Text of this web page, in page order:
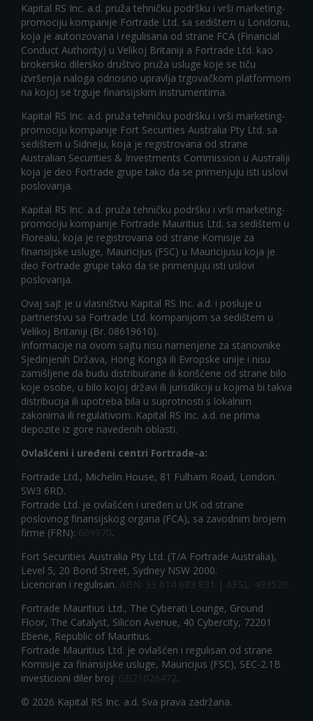
Kapital RS Inc. a.d. pruža tehničku podršku i vrši marketing-
promociju kompanije Fortrade Ltd. sa sedištem u Londonu,
koja je autorizovana i regulisana od strane FCA (Financial
Conduct Authority) u Velikoj Britaniji a Fortrade Ltd. kao
brokersko dilersko društvo pruža usluge koje se tiču
izvršenja naloga odnosno upravlja trgovačkom platformom
na kojoj se trguje finansijskim instrumentima.
Kapital RS Inc. a.d. pruža tehničku podršku i vrši marketing-
promociju kompanije Fort Securities Australia Pty Ltd. sa
sedištem u Sidneju, koja je registrovana od strane
Australian Securities & Investments Commission u Australiji
koja je deo Fortrade grupe tako da se primenjuju isti uslovi
poslovanja.
Kapital RS Inc. a.d. pruža tehničku podršku i vrši marketing-
promociju kompanije Fortrade Mauritius Ltd. sa sedištem u
Florealu, koja je registrovana od strane Komisije za
finansijske usluge, Mauricijus (FSC) u Mauricijusu koja je
deo Fortrade grupe tako da se primenjuju isti uslovi
poslovanja.
Ovaj sajt je u vlasništvu Kapital RS Inc. a.d. i posluje u
partnerstvu sa Fortrade Ltd. kompanijom sa sedištem u
Velikoj Britaniji (Br. 08619610).
Informacije na ovom sajtu nisu namenjene za stanovnike
Sjedinjenih Država, Hong Konga ili Evropske unije i nisu
zamišljene da budu distribuirane ili korišćene od strane bilo
koje osobe, u bilo kojoj državi ili jurisdikciji u kojima bi takva
distribucija ili upotreba bila u suprotnosti s lokalnim
zakonima ili regulativom. Kapital RS Inc. a.d. ne prima
depozite iz gore navedenih oblasti.
Ovlašćeni i uređeni centri Fortrade-a:
Fortrade Ltd., Michelin House, 81 Fulham Road, London.
SW3 6RD.
Fortrade Ltd. je ovlašćen i uređen u UK od strane
poslovnog finansijskog organa (FCA), sa zavodnim brojem
firme (FRN): 609970.
Fort Securities Australia Pty Ltd. (T/A Fortrade Australia),
Level 5, 20 Bond Street, Sydney NSW 2000.
Licenciran i regulisan. ABN: 33 614 683 831 | AFSL: 493520.
Fortrade Mauritius Ltd., The Cyberati Lounge, Ground
Floor, The Catalyst, Silicon Avenue, 40 Cybercity, 72201
Ebene, Republic of Mauritius.
Fortrade Mauritius Ltd. je ovlašćen i regulisan od strane
Komisije za finansijske usluge, Mauricijus (FSC), SEC-2.1B
investicioni diler broj: GB21026472.
© 2026 Kapital RS Inc. a.d. Sva prava zadržana.